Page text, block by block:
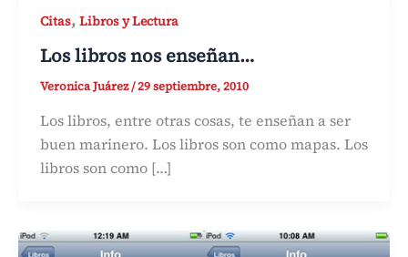
Citas, Libros y Lectura
Los libros nos enseñan…
Veronica Juárez/29 septiembre, 2010
Los libros, entre otras cosas, te enseñan a ser
buen marinero. Los libros son como mapas. Los
libros son como […]